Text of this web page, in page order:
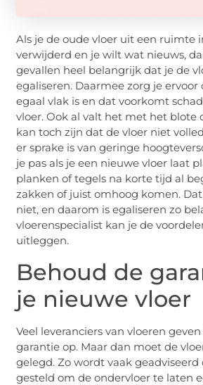
Als je de oude vloer uit een ruimte
verwijderd en je wilt wat nieuws,
gevallen heel belangrijk dat je de
egaliseren. Daarmee zorg je
egaal vlak is en dat voorkomt
vloer. Ook al valt het met het blote
kan toch zijn dat de vloer niet
er sprake is van geringe
je pas als je een nieuwe vloer laat
planken of tegels na korte tijd al
zakken of juist omhoog komen.
niet, en daarom is egaliseren zo
vloerenspecialist kan je de
uitleggen.
Behoud de
je nieuwe vloer
Veel leveranciers van vloeren
garantie op. Maar dan moet de
gelegd. Zo wordt vaak geadviseerd
gesteld om de ondervloer te laten